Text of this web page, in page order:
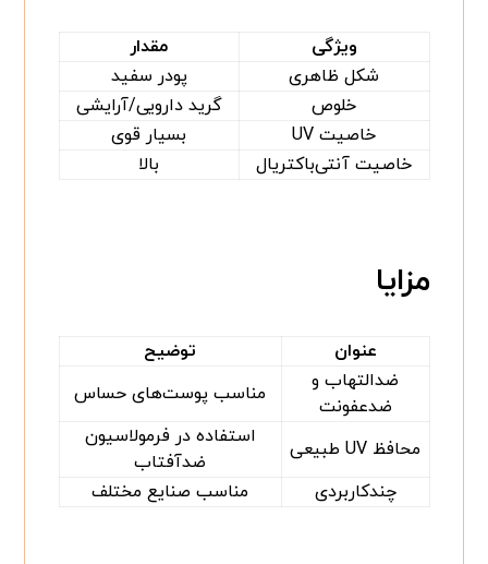
ویژگی
مقدار
شکل ظاهری
پودر سفید
خلوص
گرید دارویی/آرایشی
خاصیت UV
بسیار قوی
خاصیت آنتی‌باکتریال
بالا
مزایا
عنوان
توضیح
ضدالتهاب و
ضدعفونت
مناسب پوست‌های حساس
محافظ UV طبیعی
استفاده در فرمولاسیون
ضدآفتاب
چندکاربردی
مناسب صنایع مختلف